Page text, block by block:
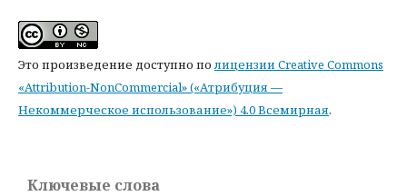
Это произведение доступно полицензии Creative Commons
«Attribution-NonCommercial» («Атрибуция —
Некоммерческое использование») 4.0 Всемирная.
Ключевые слова